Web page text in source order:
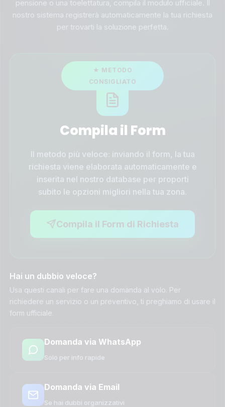
pensione o una toelettatura, compila il modulo ufficiale. Il
nostro sistema registrerà automaticamente la tua richiesta
per trovarti la soluzione perfetta.
Compila il Form
Il metodo più veloce: inviando il form, la tua
richiesta viene elaborata automaticamente e
inserita nel nostro database per proporti
subito le opzioni migliori nella tua zona.
Compila il Form di Richiesta
Hai un dubbio veloce?
Usa questi canali per fare una domanda al volo. Per
richiedere un servizio o un preventivo, ti preghiamo di usare il
form ufficiale.
Domanda via WhatsApp
Solo per info rapide
Domanda via Email
Se hai dubbi organizzativi